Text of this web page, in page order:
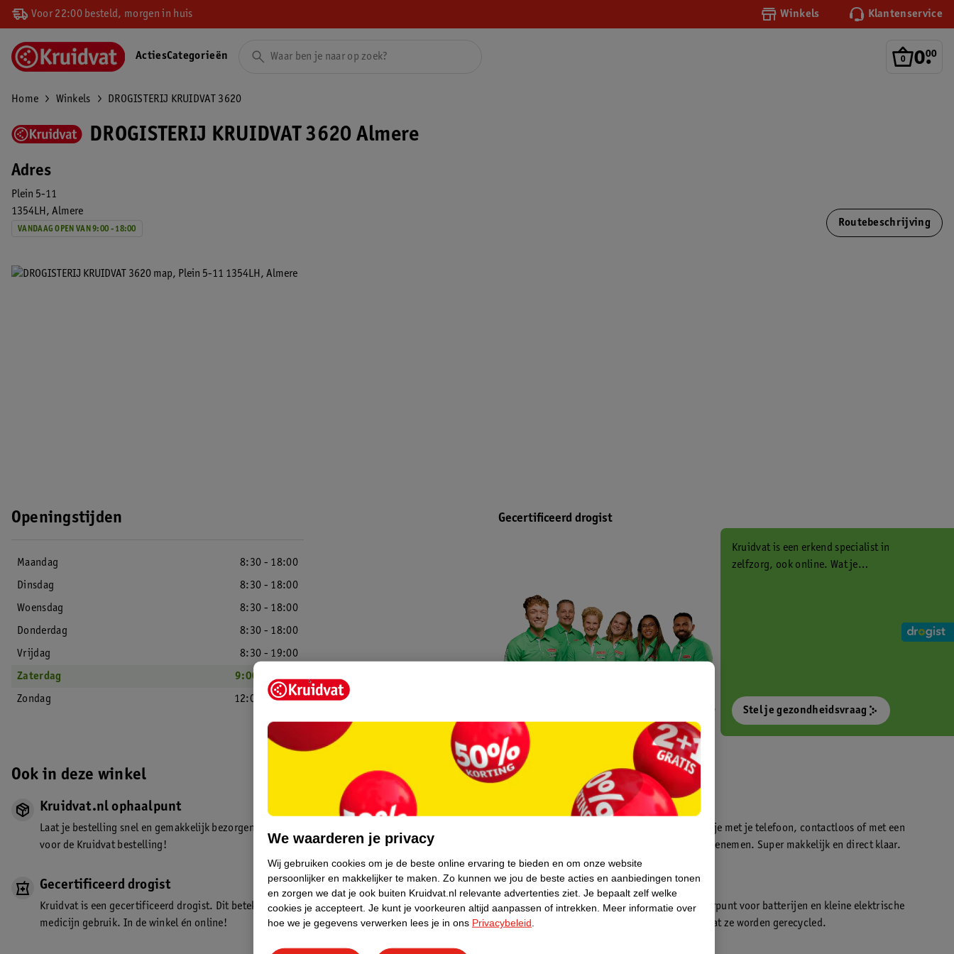
Voor 22:00 besteld, morgen in huis Winkels Klantenservice
0.
00
ActiesCategorieën
Home Winkels DROGISTERIJ KRUIDVAT 3620
DROGISTERIJ KRUIDVAT 3620 Almere
Adres
Plein 5-11
1354LH
Almere
VANDAAG OPEN VAN 9:00 - 18:00
Routebeschrijving
Openingstijden
Maandag
8:30 - 18:00
Dinsdag
8:30 - 18:00
Woensdag
8:30 - 18:00
Donderdag
8:30 - 18:00
Vrijdag
8:30 - 19:00
Zaterdag
9:00 - 18:00
Zondag
12:00 - 17:00
Gecertificeerd drogist
Kruidvat is een erkend specialist in
zelfzorg, ook online. Wat je
Stel je gezondheidsvraag
Ook in deze winkel
Kruidvat.nl ophaalpunt
Laat je bestelling snel en gemakkelijk bezorgen in de winkel. Zo hoef je niet thuis te blijven
voor de Kruidvat bestelling!
Gecertificeerd drogist
Kruidvat is een gecertificeerd drogist. Dit betekent dat je deskundig advies krijgt over
medicijn gebruik. In de winkel én online!
Kruidvat fotokiosk
In de winkel vind je een fotokiosk waarmee je met je telefoon, contactloos of met een
geheugenkaartje, jouw foto’s direct kan meenemen. Super makkelijk en direct klaar.
WeCycle inleverpunt
In deze Kruidvat vind je een WeCycle inleverpunt voor batterijen en kleine elektrische
apparaten. Deze kan je gratis inleveren zodat ze worden gerecycled.
We waarderen je privacy
Wij gebruiken cookies om je de beste online ervaring te bieden en om onze website
persoonlijker en makkelijker te maken. Zo kunnen we jou de beste acties en aanbiedingen tonen
en zorgen we dat je ook buiten Kruidvat.nl relevante advertenties ziet. Je bepaalt zelf welke
cookies je accepteert. Je kunt je voorkeuren altijd aanpassen of intrekken.
Meer informatie over
hoe we je gegevens verwerken lees je in ons Privacybeleid